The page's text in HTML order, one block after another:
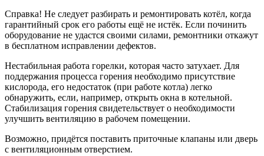
Справка! Не следует разбирать и ремонтировать котёл, когда
гарантийный срок его работы ещё не истёк. Если починить
оборудование не удастся своими силами, ремонтники откажут
в бесплатном исправлении дефектов.
Нестабильная работа горелки, которая часто затухает. Для
поддержания процесса горения необходимо присутствие
кислорода, его недостаток (при работе котла) легко
обнаружить, если, например, открыть окна в котельной.
Стабилизация горения свидетельствует о необходимости
улучшить вентиляцию в рабочем помещении.
Возможно, придётся поставить приточные клапаны или дверь
с вентиляционным отверстием.